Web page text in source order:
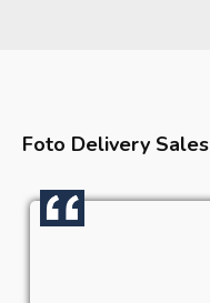
Foto Delivery Sales